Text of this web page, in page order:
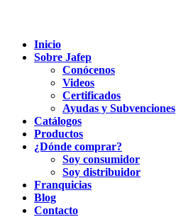
Inicio
Sobre Jafep
Conócenos
Videos
Certificados
Ayudas y Subvenciones
Catálogos
Productos
¿Dónde comprar?
Soy consumidor
Soy distribuidor
Franquicias
Blog
Contacto